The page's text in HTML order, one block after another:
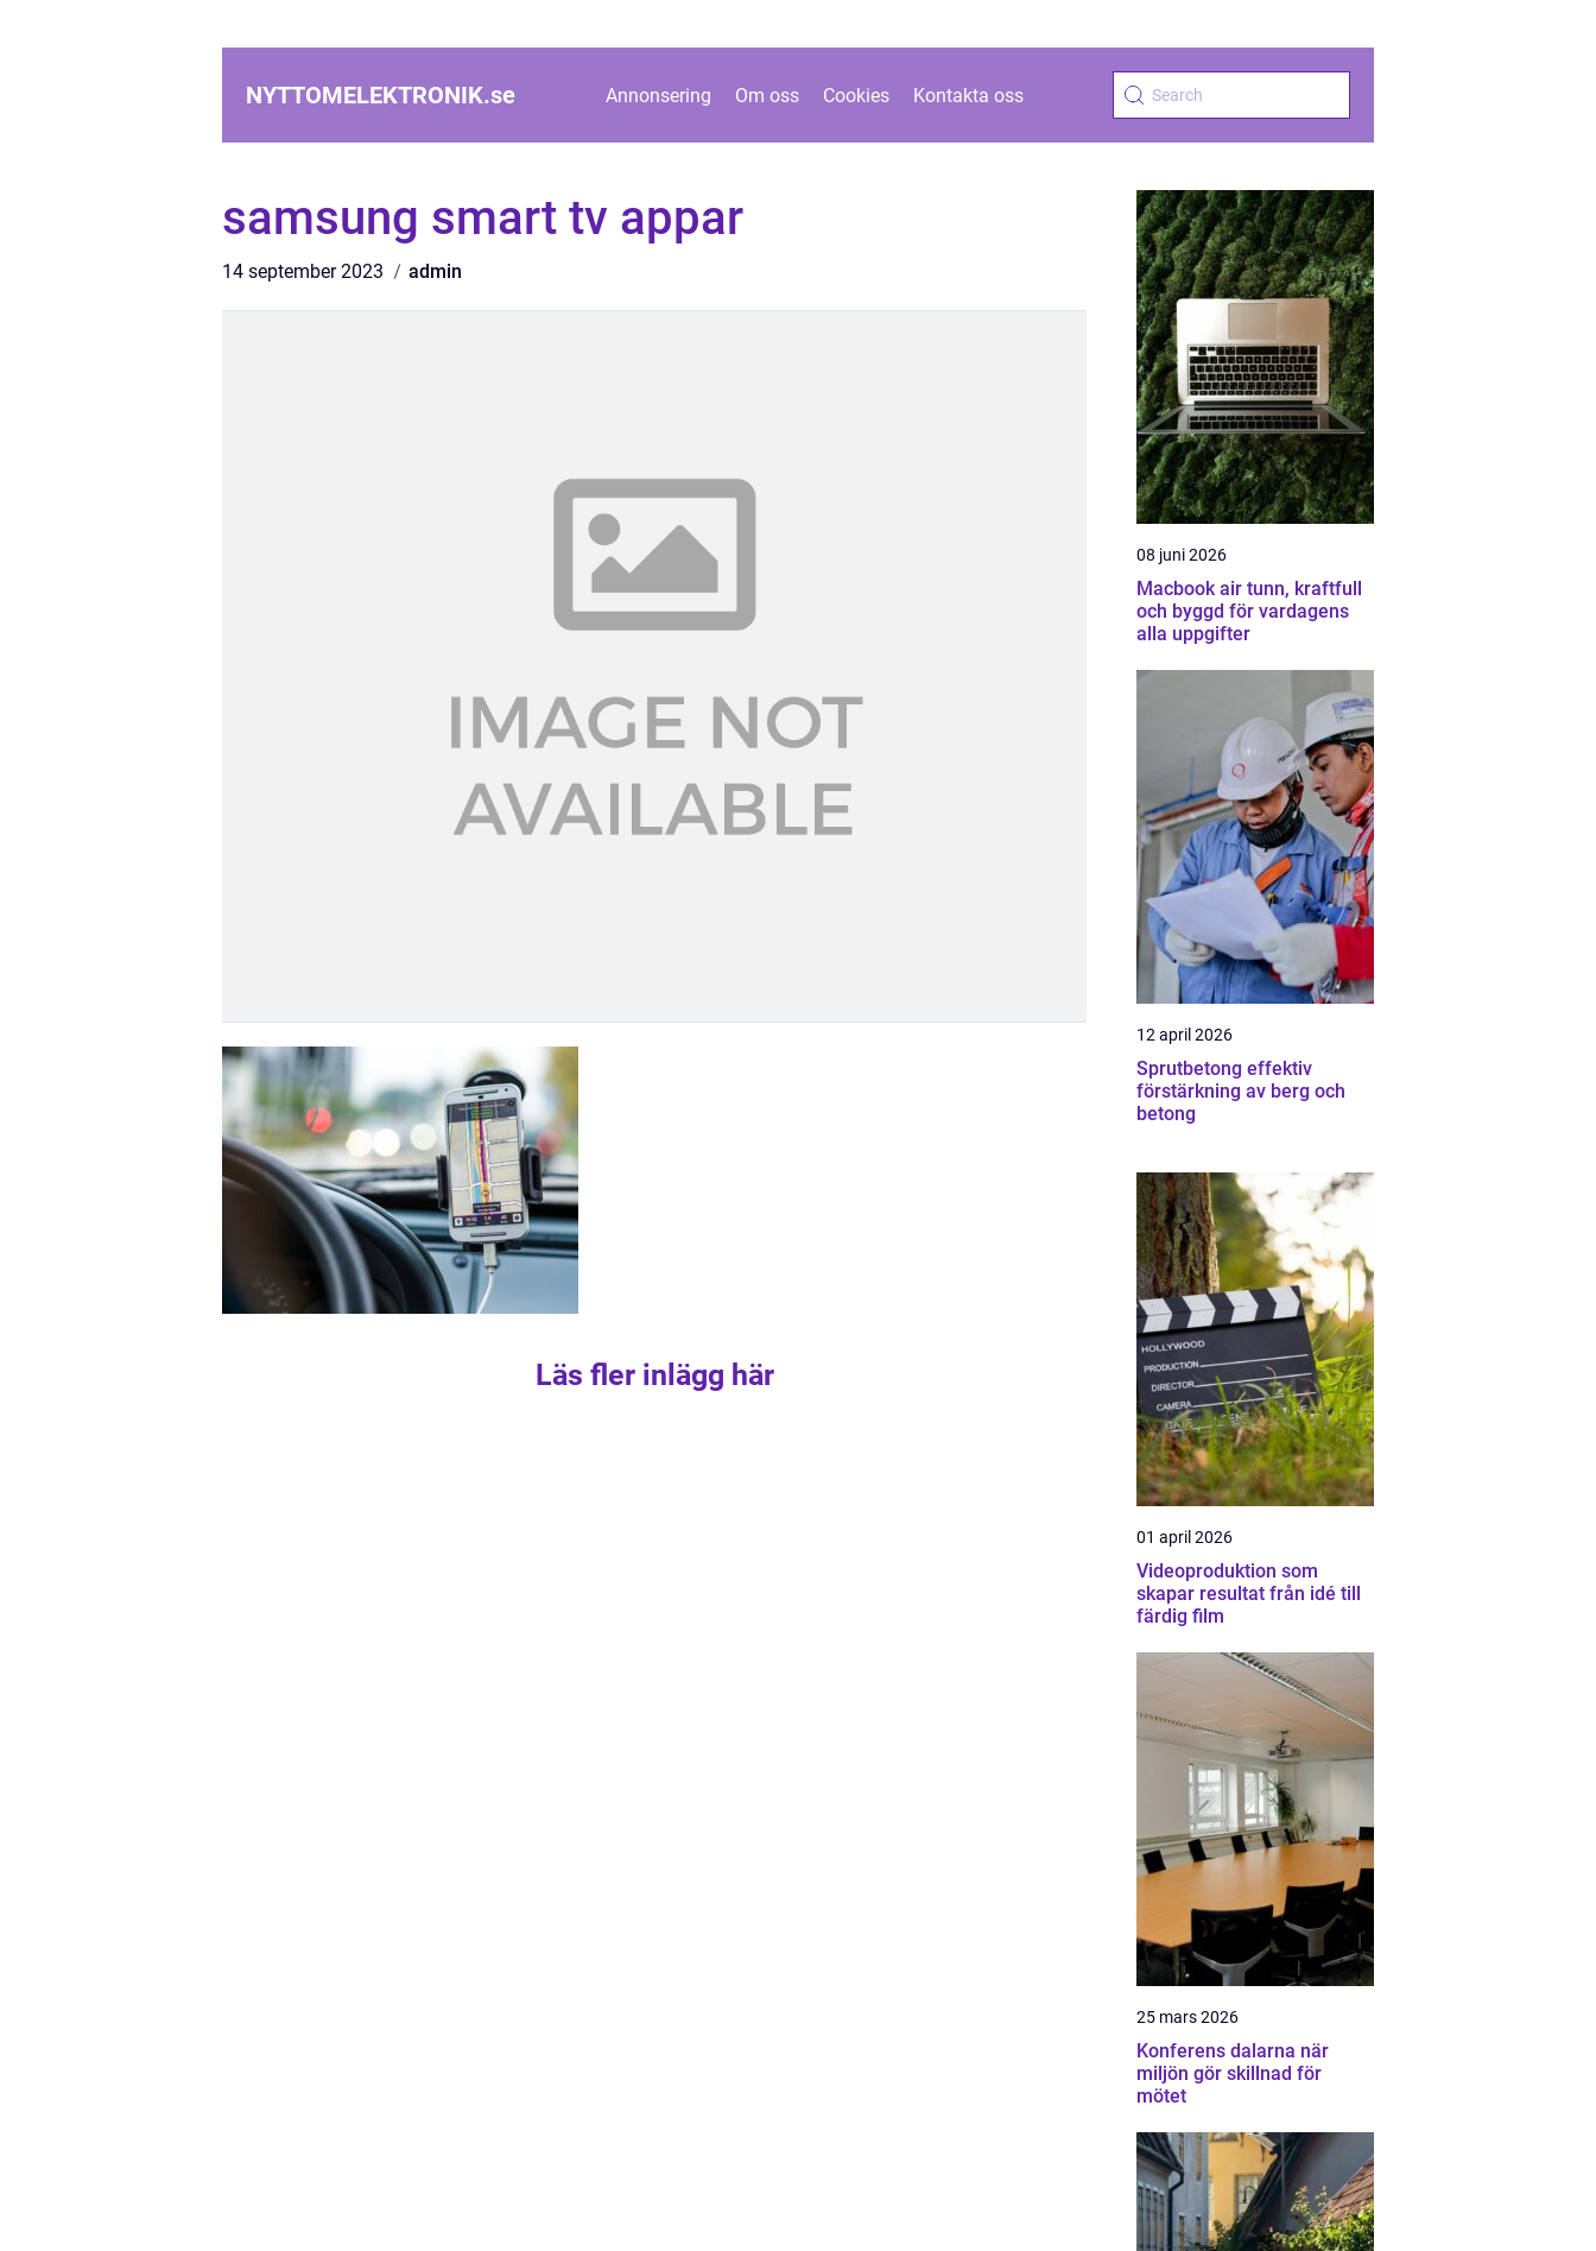
NYTTOMELEKTRONIK.se Annonsering Om oss Cookies Kontakta oss
samsung smart tv appar
14 september 2023 admin
Läs fler inlägg här
08 juni 2026
Macbook air tunn, kraftfull
och byggd för vardagens
alla uppgifter
12 april 2026
Sprutbetong effektiv
förstärkning av berg och
betong
01 april 2026
Videoproduktion som
skapar resultat från idé till
färdig film
25 mars 2026
Konferens dalarna när
miljön gör skillnad för
mötet